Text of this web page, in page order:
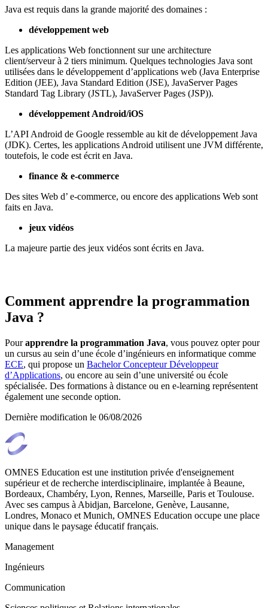
Java est requis dans la grande majorité des domaines :
développement web
Les applications Web fonctionnent sur une architecture
client/serveur à 2 tiers minimum. Quelques technologies Java sont
utilisées dans le développement d’applications web (Java Enterprise
Edition (JEE), Java Standard Edition (JSE), JavaServer Pages
Standard Tag Library (JSTL), JavaServer Pages (JSP)).
développement Android/iOS
L’API Android de Google ressemble au kit de développement Java
(JDK). Certes, les applications Android utilisent une JVM différente,
toutefois, le code est écrit en Java.
finance & e-commerce
Des sites Web d’ e-commerce, ou encore des applications Web sont
faits en Java.
jeux vidéos
La majeure partie des jeux vidéos sont écrits en Java.
Comment apprendre la programmation
Java ?
Pourapprendre la programmation Java, vous pouvez opter pour
un cursus au sein d’une école d’ingénieurs en informatique comme
ECE, qui propose un Bachelor Concepteur Développeur
d’Applications, ou encore au sein d’une université ou école
spécialisée. Des formations à distance ou en e-learning représentent
également une seconde option.
Dernière modification le 06/08/2026
OMNES Education est une institution privée d'enseignement
supérieur et de recherche interdisciplinaire, implantée à Beaune,
Bordeaux, Chambéry, Lyon, Rennes, Marseille, Paris et Toulouse.
Avec ses campus à Abidjan, Barcelone, Genève, Lausanne,
Londres, Monaco et Munich, OMNES Education occupe une place
unique dans le paysage éducatif français.
Management
Ingénieurs
Communication